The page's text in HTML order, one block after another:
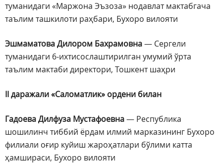
туманидаги «Маржона Эъзоза» нодавлат мактабгача
таълим ташкилоти раҳбари, Бухоро вилояти
Эшмаматова Дилором Бахрамовна— Сергели
туманидаги 6-ихтисослаштирилган умумий ўрта
таълим мактаби директори, Тошкент шаҳри
II даражали «Саломатлик» ордени билан
Гадоева Дилфуза Мустафоевна— Республика
шошилинч тиббий ёрдам илмий марказининг Бухоро
филиали оғир куйиш жароҳатлари бўлими катта
ҳамшираси, Бухоро вилояти